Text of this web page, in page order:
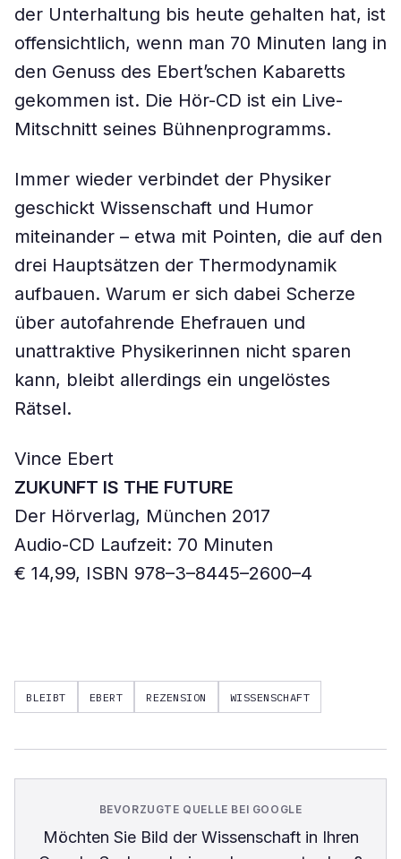
der Unterhaltung bis heute gehalten hat, ist
offensichtlich, wenn man 70 Minuten lang in
den Genuss des Ebert’schen Kabaretts
gekommen ist. Die Hör-CD ist ein Live-
Mitschnitt seines Bühnenprogramms.
Immer wieder verbindet der Physiker
geschickt Wissenschaft und Humor
miteinander – etwa mit Pointen, die auf den
drei Hauptsätzen der Thermodynamik
aufbauen. Warum er sich dabei Scherze
über autofahrende Ehefrauen und
unattraktive Physikerinnen nicht sparen
kann, bleibt allerdings ein ungelöstes
Rätsel.
Vince Ebert
ZUKUNFT IS THE FUTURE
Der Hörverlag, München 2017
Audio-CD Laufzeit: 70 Minuten
€ 14,99, ISBN 978–3–8445–2600–4
BLEIBT EBERT REZENSION WISSENSCHAFT
BEVORZUGTE QUELLE BEI GOOGLE
Möchten Sie Bild der Wissenschaftin Ihren